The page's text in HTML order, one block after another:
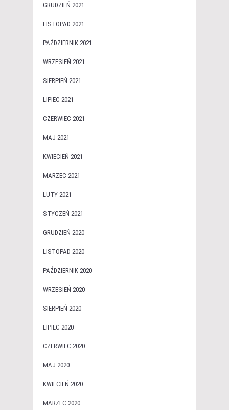
GRUDZIEŃ 2021
LISTOPAD 2021
PAŹDZIERNIK 2021
WRZESIEŃ 2021
SIERPIEŃ 2021
LIPIEC 2021
CZERWIEC 2021
MAJ 2021
KWIECIEŃ 2021
MARZEC 2021
LUTY 2021
STYCZEŃ 2021
GRUDZIEŃ 2020
LISTOPAD 2020
PAŹDZIERNIK 2020
WRZESIEŃ 2020
SIERPIEŃ 2020
LIPIEC 2020
CZERWIEC 2020
MAJ 2020
KWIECIEŃ 2020
MARZEC 2020